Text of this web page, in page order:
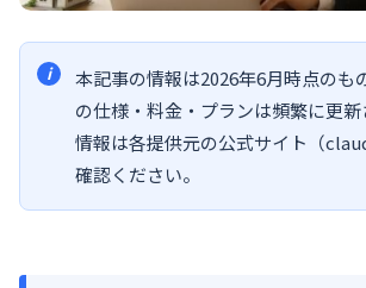
本記事の情報は2026年6月時点のも
の仕様・料金・プランは頻繁に更
情報は各提供元の公式サイト（
確認ください。